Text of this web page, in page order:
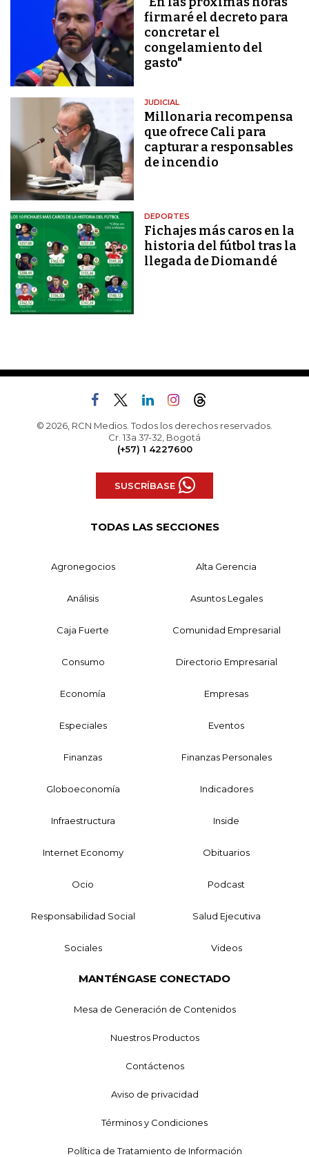
firmaré el decreto para
concretar el
congelamiento del
gasto"
JUDICIAL
Millonaria recompensa
que ofrece Cali para
capturar a responsables
de incendio
DEPORTES
Fichajes más caros en la
historia del fútbol tras la
llegada de Diomandé
© 2026, RCN Medios. Todos los derechos reservados.
Cr. 13a 37-32, Bogotá
(+57) 1 4227600
SUSCRÍBASE
TODAS LAS SECCIONES
Agronegocios Alta Gerencia
Análisis Asuntos Legales
Caja Fuerte Comunidad Empresarial
Consumo Directorio Empresarial
Economía Empresas
Especiales Eventos
Finanzas Finanzas Personales
Globoeconomía Indicadores
Infraestructura Inside
Internet Economy Obituarios
Ocio Podcast
Responsabilidad Social Salud Ejecutiva
Sociales Videos
MANTÉNGASE CONECTADO
Mesa de Generación de Contenidos
Nuestros Productos
Contáctenos
Aviso de privacidad
Términos y Condiciones
Política de Tratamiento de Información